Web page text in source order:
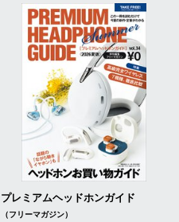
プレミアムヘッドホンガイド
（フリーマガジン）